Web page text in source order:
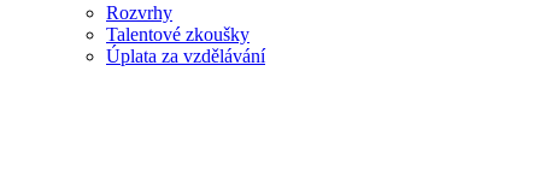
Rozvrhy
Talentové zkoušky
Úplata za vzdělávání